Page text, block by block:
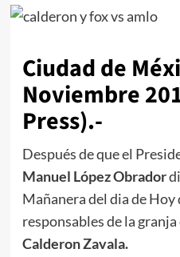
Ciudad de
Noviembre
Press).-
Después de que el
Manuel López Obrador
Mañanera del dia de Hoy
responsables de la
Calderon Zavala.